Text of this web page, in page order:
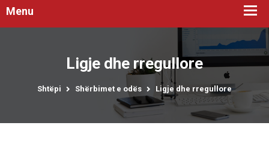
Menu
Ligje dhe rregullore
Shtëpi Shërbimet e odës Ligje dhe rregullore